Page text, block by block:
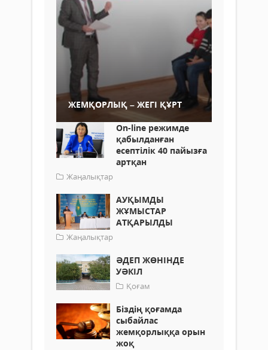
ЖЕМҚОРЛЫҚ – ЖЕГІ ҚҰРТ
Оn-line режимде
қабылданған
есептілік 40 пайызға
артқан
Жаңалықтар
АУҚЫМДЫ
ЖҰМЫСТАР
АТҚАРЫЛДЫ
Жаңалықтар
ӘДЕП ЖӨНІНДЕ
УӘКІЛ
Қоғам
Біздің қоғамда
сыбайлас
жемқорлыққа орын
жоқ